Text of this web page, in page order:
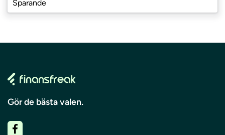
Sparande
Gör de bästa valen.